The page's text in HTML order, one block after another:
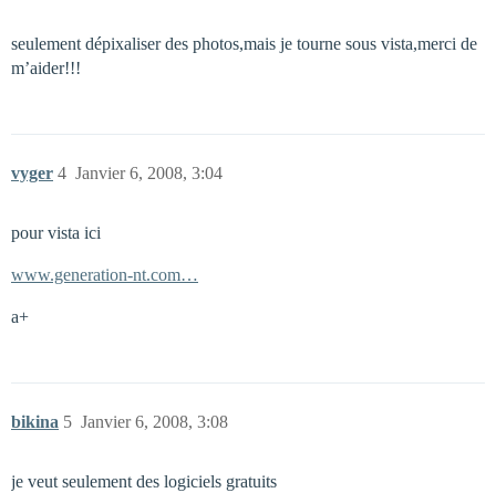
seulement dépixaliser des photos,mais je tourne sous vista,merci de
m’aider!!!
vyger Janvier 6, 2008, 3:04
4
pour vista ici
www.generation-nt.com…
a+
bikina Janvier 6, 2008, 3:08
5
je veut seulement des logiciels gratuits